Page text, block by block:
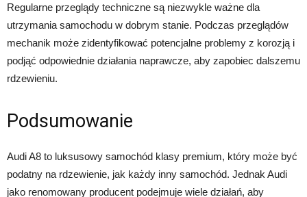
Regularne przeglądy techniczne są niezwykle ważne dla
utrzymania samochodu w dobrym stanie. Podczas przeglądów
mechanik może zidentyfikować potencjalne problemy z korozją i
podjąć odpowiednie działania naprawcze, aby zapobiec dalszemu
rdzewieniu.
Podsumowanie
Audi A8 to luksusowy samochód klasy premium, który może być
podatny na rdzewienie, jak każdy inny samochód. Jednak Audi
jako renomowany producent podejmuje wiele działań, aby